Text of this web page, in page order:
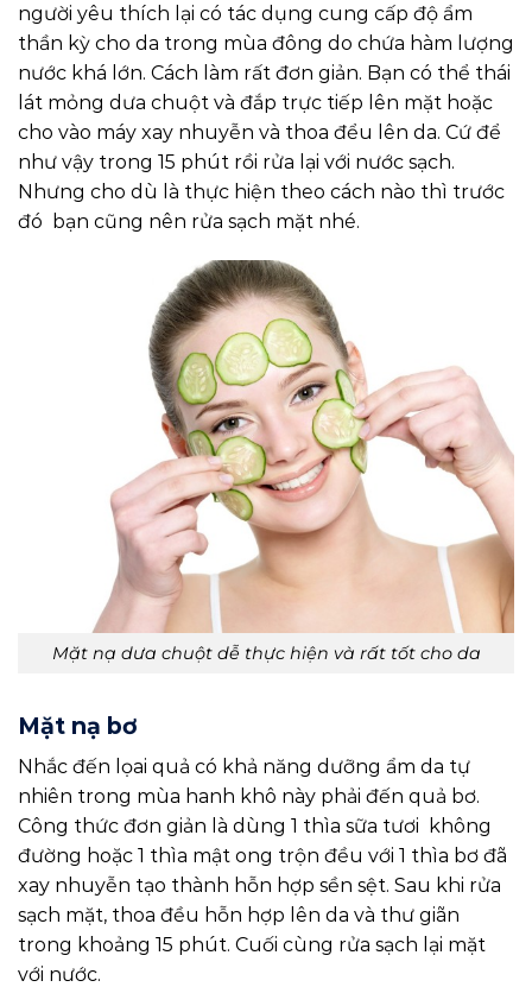
người yêu thích lại có tác dụng cung cấp độ ẩm
thần kỳ cho da trong mùa đông do chứa hàm lượng
nước khá lớn. Cách làm rất đơn giản. Bạn có thể thái
lát mỏng dưa chuột và đắp trực tiếp lên mặt hoặc
cho vào máy xay nhuyễn và thoa đểu lên da. Cứ để
như vậy trong 15 phút rồi rửa lại với nước sạch.
Nhưng cho dù là thực hiện theo cách nào thì trước
đó bạn cũng nên rửa sạch mặt nhé.
Mặt nạ dưa chuột dễ thực hiện và rất tốt cho da
Mặt nạ bơ
Nhắc đến lọai quả có khả năng dưỡng ẩm da tự
nhiên trong mùa hanh khô này phải đến quả bơ.
Công thức đơn giản là dùng 1 thìa sữa tươi không
đường hoặc 1 thìa mật ong trộn đều với 1 thìa bơ đã
xay nhuyễn tạo thành hỗn hợp sền sệt. Sau khi rửa
sạch mặt, thoa đều hỗn hợp lên da và thư giãn
trong khoảng 15 phút. Cuối cùng rửa sạch lại mặt
với nước.